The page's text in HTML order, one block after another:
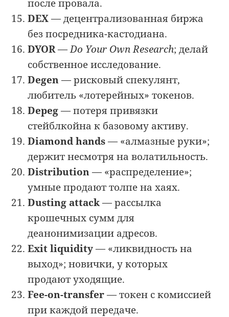
после провала.
DEX— децентрализованная биржа
без посредника-кастодиана.
DYOR—Do Your Own Research; делай
собственное исследование.
Degen— рисковый спекулянт,
любитель «лотерейных» токенов.
Depeg— потеря привязки
стейблкойна к базовому активу.
Diamond hands— «алмазные руки»;
держит несмотря на волатильность.
Distribution— «распределение»;
умные продают толпе на хаях.
Dusting attack— рассылка
крошечных сумм для
деанонимизации адресов.
Exit liquidity— «ликвидность на
выход»; новички, у которых
продают уходящие.
Fee-on-transfer— токен с комиссией
при каждой передаче.